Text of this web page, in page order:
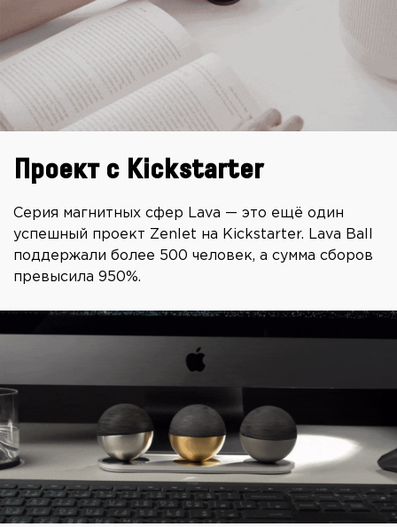
Проект с Kickstarter
Серия магнитных сфер Lava — это ещё один
успешный проект Zenlet на Kickstarter. Lava Ball
поддержали более 500 человек, а сумма сборов
превысила 950%.